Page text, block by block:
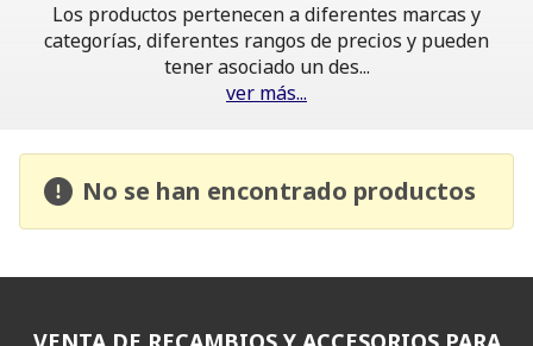
Los productos pertenecen a diferentes marcas y
categorías, diferentes rangos de precios y pueden
tener asociado un des...
ver más...
No se han encontrado productos